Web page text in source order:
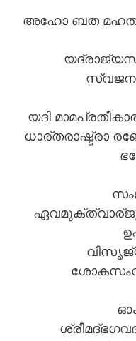
അഹോ ബത
യദി
ധാര്തരാഷ്ട്രാ